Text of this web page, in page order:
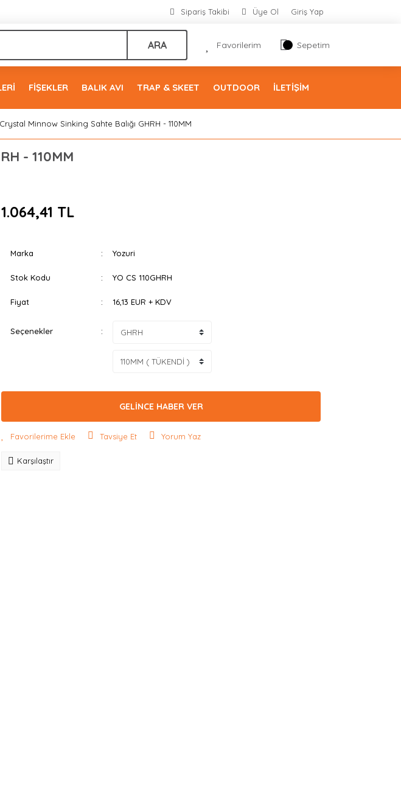
Sipariş Takibi Üye Ol Giriş Yap
ARA Favorilerim Sepetim
FİŞEKLER BALIK AVI TRAP & SKEET OUTDOOR İLETİŞİM
Minnow Sinking Sahte Balığı GHRH - 110MM
- 110MM
1.064,41 TL
Marka Yozuri
Stok Kodu YO CS 110GHRH
Fiyat 16,13 EUR + KDV
Seçenekler
GELİNCE HABER VER
Tavsiye Et Yorum Yaz
Karşılaştır